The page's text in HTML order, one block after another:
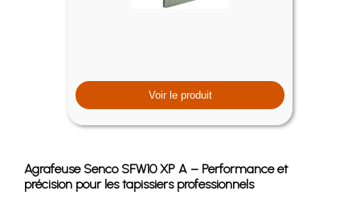
Voir le produit
Agrafeuse Senco SFW10 XP A – Performance et
précision pour les tapissiers professionnels